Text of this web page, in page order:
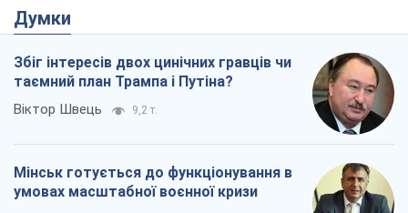
Думки
Збіг інтересів двох цинічних гравців чи
таємний план Трампа і Путіна?
Віктор Швець 9,2 т.
Мінськ готується до функціонування в
умовах масштабної воєнної кризи